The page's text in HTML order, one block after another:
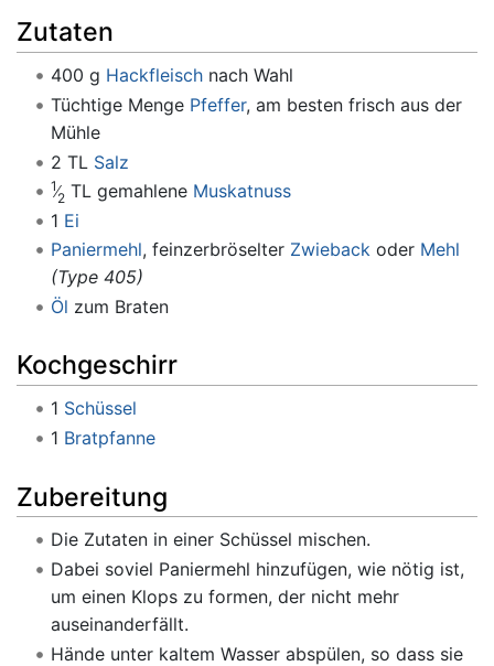
Zutaten
400 g Hackfleischnach Wahl
Tüchtige Menge Pfeffer, am besten frisch aus der
Mühle
2 TL Salz
1
2TL gemahlene Muskatnuss
1 Ei
Paniermehl, feinzerbröselter Zwiebackoder Mehl
(Type 405)
Öl zum Braten
Kochgeschirr
1 Schüssel
1 Bratpfanne
Zubereitung
Die Zutaten in einer Schüssel mischen.
Dabei soviel Paniermehl hinzufügen, wie nötig ist,
um einen Klops zu formen, der nicht mehr
auseinanderfällt.
Hände unter kaltem Wasser abspülen, so dass sie